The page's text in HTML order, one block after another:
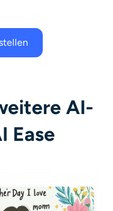
AI-
Ease